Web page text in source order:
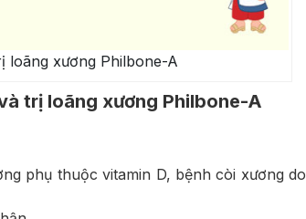
loãng xương Philbone-A
trị loãng xương Philbone-A
phụ thuộc vitamin D, bệnh còi xương do